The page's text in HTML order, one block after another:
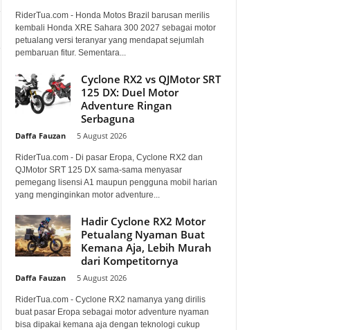
RiderTua.com - Honda Motos Brazil barusan merilis
kembali Honda XRE Sahara 300 2027 sebagai motor
petualang versi teranyar yang mendapat sejumlah
pembaruan fitur. Sementara...
Cyclone RX2 vs QJMotor SRT
125 DX: Duel Motor
Adventure Ringan
Serbaguna
Daffa Fauzan 5 August 2026
RiderTua.com - Di pasar Eropa, Cyclone RX2 dan
QJMotor SRT 125 DX sama-sama menyasar
pemegang lisensi A1 maupun pengguna mobil harian
yang menginginkan motor adventure...
Hadir Cyclone RX2 Motor
Petualang Nyaman Buat
Kemana Aja, Lebih Murah
dari Kompetitornya
Daffa Fauzan 5 August 2026
RiderTua.com - Cyclone RX2 namanya yang dirilis
buat pasar Eropa sebagai motor adventure nyaman
bisa dipakai kemana aja dengan teknologi cukup